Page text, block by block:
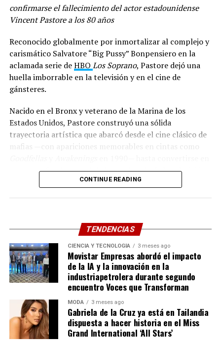
confirmarse el fallecimiento del actor estadounidense
Vincent Pastore a los 80 años
Reconocido globalmente por inmortalizar al complejo y
carismático Salvatore “Big Pussy” Bonpensiero en la
aclamada serie deHBO Los Soprano, Pastore dejó una
huella imborrable en la televisión y en el cine de
gánsteres.
Nacido en el Bronx y veterano de la Marina de los
Estados Unidos, Pastore construyó una sólida
trayectoria artística que abarcó desde el cine clásico de
mafias —con apariciones memorables en cintas como
un rostro fundamental de la era dorada de la televisión.
Su imponente presencia física y su talento para dotar
Colegas del medio artístico y allegados han expresado su
profunda consternación a través de las plataformas
digitales, recordando no solo su talento interpretativo,
sino su calidad humana y generosidad. Con su partida, la
cultura pop despide a uno de sus rostros más
entrañables, cerrando un capítulo fundamental de la
televisión moderna. Paz a su alma.
Compartir
CONTINUE READING
TENDENCIAS
CIENCIA Y TECNOLOGÍA 3 meses ago
Movistar Empresas abordó el impacto
de la IA y la innovación en la
industriapetrolera durante segundo
encuentro Voces que Transforman
MODA 3 meses ago
Gabriela de la Cruz ya está en Tailandia
dispuesta a hacer historia en el Miss
Grand International ‘All Stars’